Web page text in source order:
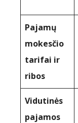
Pajamų
mokesčio
tarifai ir
ribos
Vidutinės
pajamos